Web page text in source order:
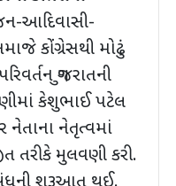
આદિવાસી-
કોંગ્રેસથી મોઢું
ગુજરાતની
કેશુભાઈ પટેલ
નેતાના નેતૃત્વમાં
તરીકે મુલવણી કરી.